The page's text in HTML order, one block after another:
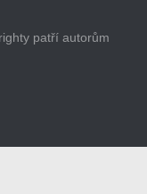
patří autorům